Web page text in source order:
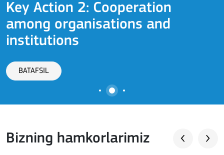
Key Action 2: Cooperation
among organisations and
institutions
BATAFSIL
Bizning hamkorlarimiz